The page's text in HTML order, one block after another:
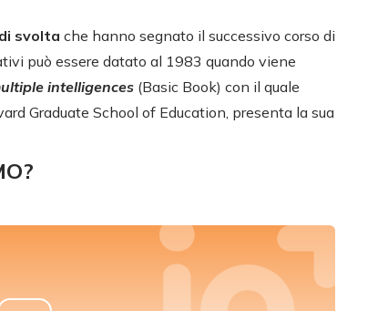
svolta che hanno segnato il successivo corso di
può essere datato al 1983 quando viene
intelligences (Basic Book) con il quale
Graduate School of Education, presenta la sua